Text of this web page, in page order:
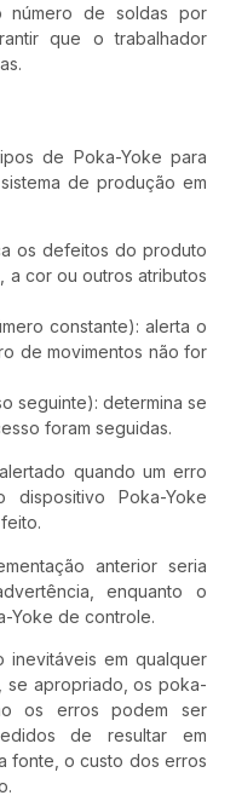
número de soldas por
que o trabalhador
de Poka-Yoke para
de produção em
os defeitos do produto
a cor ou outros atributos
constante): alerta o
de movimentos não for
seguinte): determina se
foram seguidas.
quando um erro
Poka-Yoke
anterior seria
enquanto o
Yoke de controle.
inevitáveis ​​em qualquer
se apropriado, os poka-
os erros podem ser
de resultar em
fonte, o custo dos erros